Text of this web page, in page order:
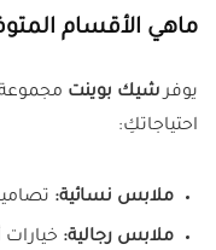
ماهي الأقسام
يوفرشيك بوينت مجموعة
احتياجاتكِ:
ملابس نسائية:
ملابس رجالية: خيارات